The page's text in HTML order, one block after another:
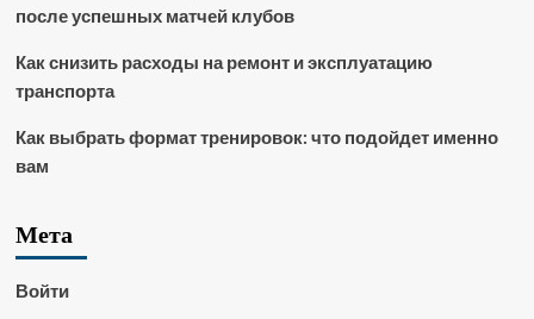
после успешных матчей клубов
Как снизить расходы на ремонт и эксплуатацию
транспорта
Как выбрать формат тренировок: что подойдет именно
вам
Мета
Войти